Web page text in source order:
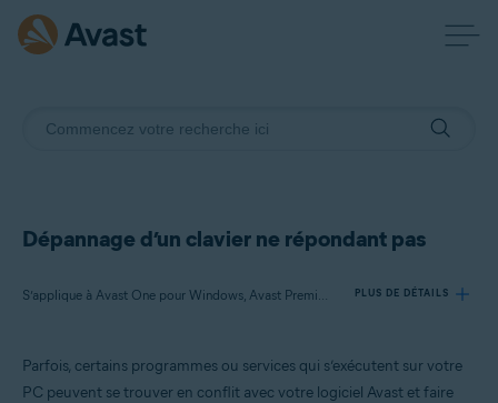
Dépannage d’un clavier ne répondant pas
S’applique à Avast One pour Windows, Avast Premium Security pour Windows, Avast Antivirus Gratuit pour Windows PLUS DE DÉTAILS
Produits:
Parfois, certains programmes ou services qui s’exécutent sur votre
PC peuvent se trouver en conflit avec votre logiciel Avast et faire